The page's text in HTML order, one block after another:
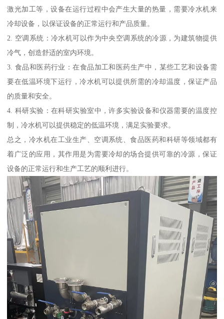
激光加工等，设备在运行过程中会产生大量的热量，需要冷水机来
冷却设备，以保证设备的正常运行和产品质量。
2. 空调系统：冷水机可以作为中央空调系统的冷源，为建筑物提供
冷气，创造舒适的室内环境。
3. 食品和医药行业：在食品加工和医药生产中，某些工艺和设备需
要在低温环境下运行，冷水机可以提供所需的冷却温度，保证产品
的质量和安全。
4. 科研实验：在科研实验室中，许多实验设备和仪器需要的温度控
制，冷水机可以提供稳定的低温环境，满足实验要求。
总之，冷水机在工业生产、空调系统、食品医药和科研等领域都有
着广泛的应用，其作用是为需要冷却的场合提供可靠的冷源，保证
设备的正常运行和生产工艺的顺利进行。